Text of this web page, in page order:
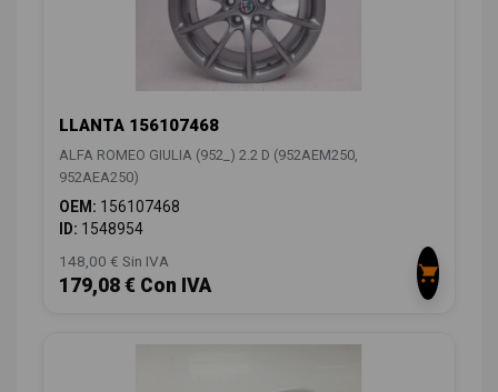
LLANTA 156107468
ALFA ROMEO GIULIA (952_) 2.2 D (952AEM250,
952AEA250)
OEM: 156107468
ID: 1548954
148,00 € Sin IVA
179,08 € Con IVA